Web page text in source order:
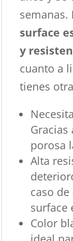
semanas.
surface
y
cuanto a
tienes
porosa
Alta
caso
surface
Color